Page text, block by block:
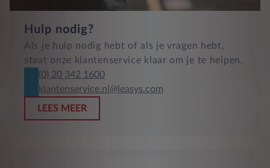
Hulp nodig?
Als je hulp nodig hebt of als je vragen hebt,
staat onze klantenservice klaar om je te helpen.
(0) 20 342 1600
klantenservice.nl@leasys.com
LEES MEER